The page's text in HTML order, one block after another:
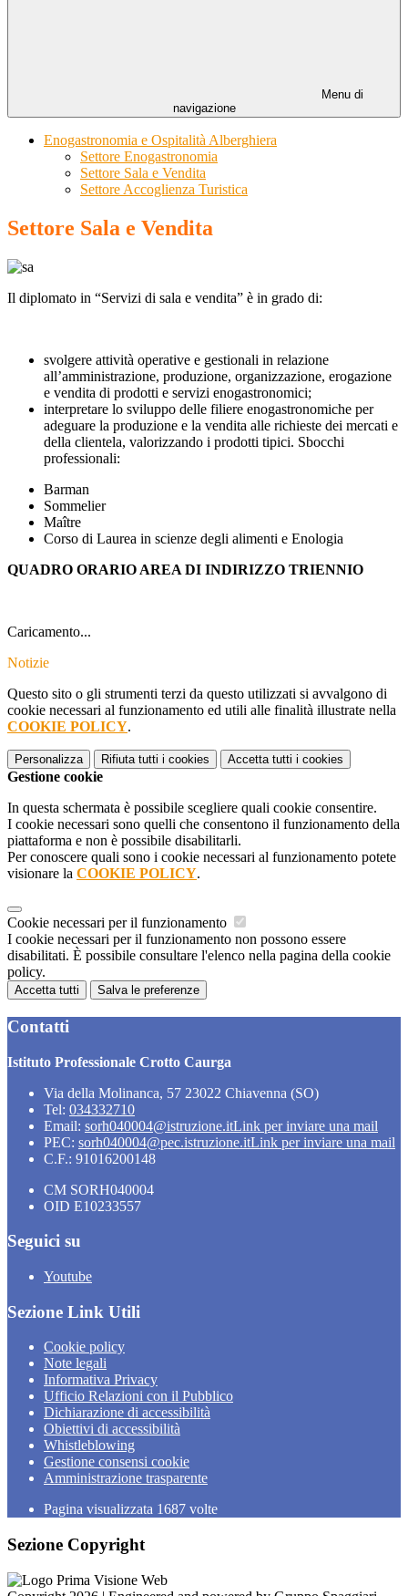
Menu di
navigazione
Enogastronomia e Ospitalità Alberghiera
Settore Enogastronomia
Settore Sala e Vendita
Settore Accoglienza Turistica
Settore Sala e Vendita
Il diplomato in “Servizi di sala e vendita” è in grado di:
svolgere attività operative e gestionali in relazione
all’amministrazione, produzione, organizzazione, erogazione
e vendita di prodotti e servizi enogastronomici;
interpretare lo sviluppo delle filiere enogastronomiche per
adeguare la produzione e la vendita alle richieste dei mercati e
della clientela, valorizzando i prodotti tipici. Sbocchi
professionali:
Barman
Sommelier
Maître
Corso di Laurea in scienze degli alimenti e Enologia
QUADRO ORARIO AREA DI INDIRIZZO TRIENNIO
Caricamento...
Notizie
Questo sito o gli strumenti terzi da questo utilizzati si avvalgono di
cookie necessari al funzionamento ed utili alle finalità illustrate nella
COOKIE POLICY.
Personalizza Rifiuta tutti i cookies Accetta tutti i cookies
Gestione cookie
In questa schermata è possibile scegliere quali cookie consentire.
I cookie necessari sono quelli che consentono il funzionamento della
piattaforma e non è possibile disabilitarli.
Per conoscere quali sono i cookie necessari al funzionamento potete
visionare la COOKIE POLICY.
Cookie necessari per il funzionamento
I cookie necessari per il funzionamento non possono essere
disabilitati. È possibile consultare l'elenco nella pagina della cookie
policy.
Accetta tutti Salva le preferenze
Contatti
Istituto Professionale Crotto Caurga
Via della Molinanca, 57 23022 Chiavenna (SO)
Tel: 034332710
Email: sorh040004@istruzione.itLink per inviare una mail
PEC: sorh040004@pec.istruzione.itLink per inviare una mail
C.F.: 91016200148
CM SORH040004
OID E10233557
Seguici su
Youtube
Sezione Link Utili
Cookie policy
Note legali
Informativa Privacy
Ufficio Relazioni con il Pubblico
Dichiarazione di accessibilità
Obiettivi di accessibilità
Whistleblowing
Gestione consensi cookie
Amministrazione trasparente
Pagina visualizzata 1687 volte
Sezione Copyright